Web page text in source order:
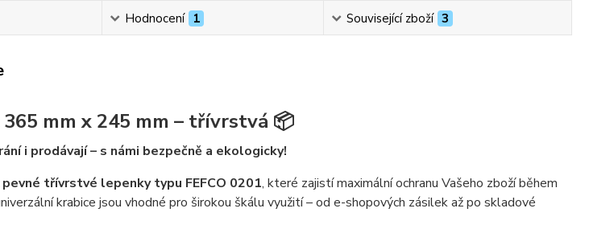
Hodnocení 1 Související zboží 3
mm x 245 mm – třívrstvá 📦
i prodávají – s námi bezpečně a ekologicky!
pevné třívrstvé lepenky typu FEFCO 0201, které zajistí maximální ochranu Vašeho zboží během
krabice jsou vhodné pro širokou škálu využití – od e-shopových zásilek až po skladové